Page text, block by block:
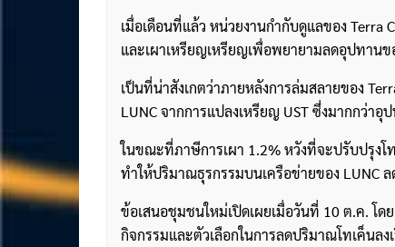
เมื่อเดือนที่แล้ว หน่วยงานกำกับดูแลของ Terra
และเผาเหรียญเหรียญเพื่อพยายามลดอุปทานข
เป็นที่น่าสังเกตว่าภายหลังการล่มสลายของ
LUNC จากการแปลงเหรียญ UST ซึ่งมากกว่า
ในขณะที่ภาษีการเผา 1.2% หวังที่จะปรับปรุง
ทำให้ปริมาณธุรกรรมบนเครือข่ายของ LUNC
ข้อเสนอชุมชนใหม่เปิดเผยเมื่อวันที่ 10 ต.ค. โ
กิจกรรมและตัวเลือกในการลดปริมาณโทเค็นลง